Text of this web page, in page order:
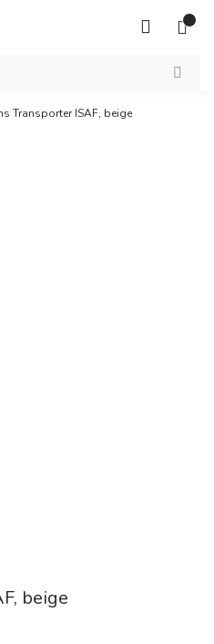
Transporter ISAF, beige
beige